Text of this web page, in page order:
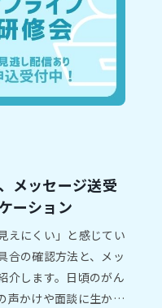
メッセージ送受
ーション
えにくい」と感じてい
合の確認方法と、メッ
介します。日頃のがん
声かけや面談に生かし